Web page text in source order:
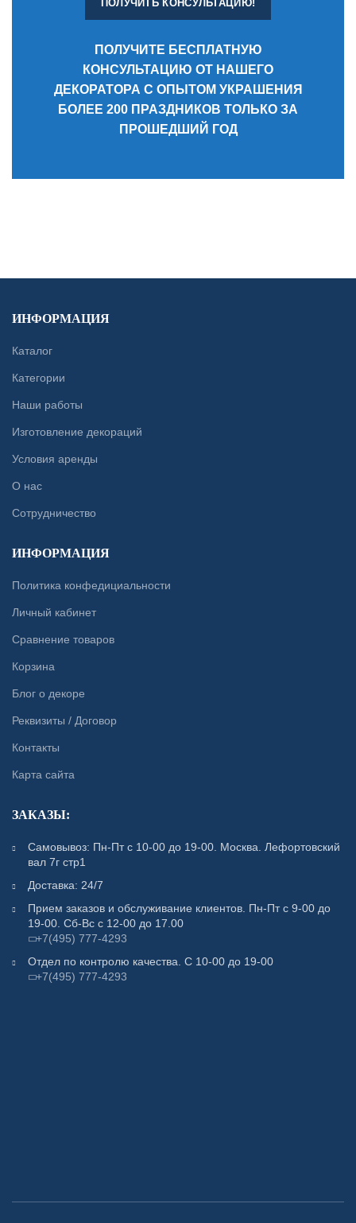
ПОЛУЧИТЕ БЕСПЛАТНУЮ
КОНСУЛЬТАЦИЮ ОТ НАШЕГО
ДЕКОРАТОРА С ОПЫТОМ УКРАШЕНИЯ
БОЛЕЕ 200 ПРАЗДНИКОВ ТОЛЬКО ЗА
ПРОШЕДШИЙ ГОД
ИНФОРМАЦИЯ
Каталог
Категории
Наши работы
Изготовление декораций
Условия аренды
О нас
Сотрудничество
ИНФОРМАЦИЯ
Политика конфедициальности
Личный кабинет
Сравнение товаров
Корзина
Блог о декоре
Реквизиты / Договор
Контакты
Карта сайта
ЗАКАЗЫ:
Самовывоз: Пн-Пт с 10-00 до 19-00. Москва. Лефортовский
вал 7г стр1
Доставка: 24/7
Прием заказов и обслуживание клиентов. Пн-Пт с 9-00 до
19-00. Сб-Вс с 12-00 до 17.00
+7(495) 777-4293
Отдел по контролю качества. С 10-00 до 19-00
+7(495) 777-4293